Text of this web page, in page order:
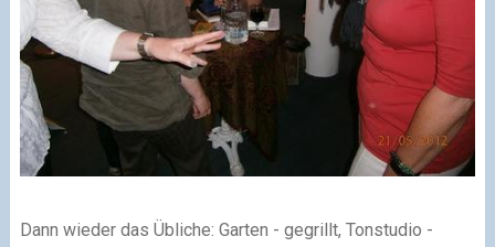
Dann wieder das Übliche: Garten - gegrillt, Tonstudio -